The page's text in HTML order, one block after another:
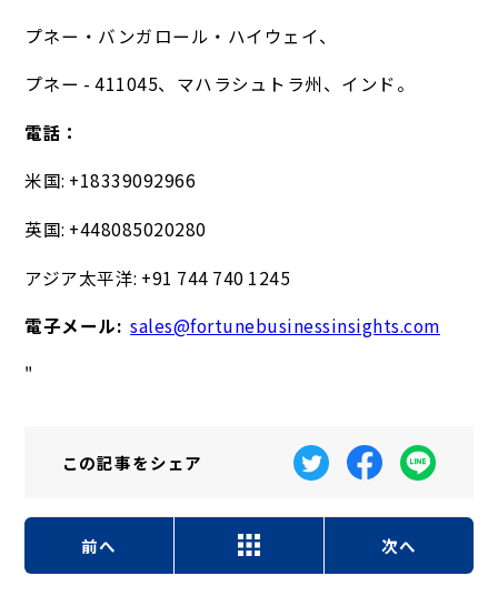
プネー・バンガロール・ハイウェイ、
プネー - 411045、マハラシュトラ州、インド。
電話：
米国: +18339092966
英国: +448085020280
アジア太平洋: +91 744 740 1245
電子メール: sales@fortunebusinessinsights.com
"
この記事をシェア
前へ 次へ